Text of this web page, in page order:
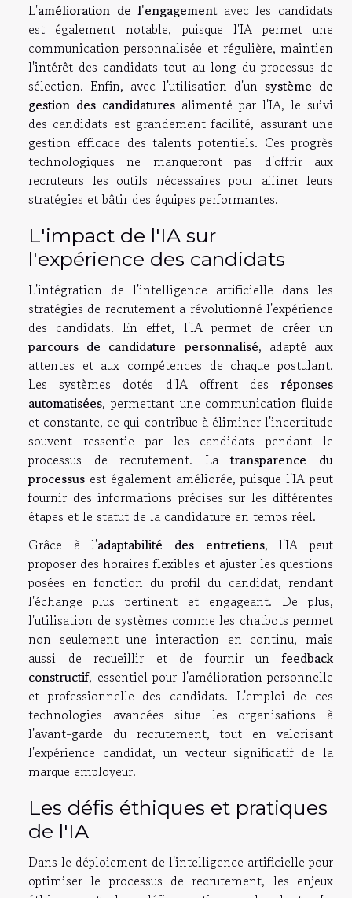
L'amélioration de l'engagementavec les candidats
est également notable, puisque l'IA permet une
communication personnalisée et régulière, maintien
l'intérêt des candidats tout au long du processus de
sélection. Enfin, avec l'utilisation d'un système de
gestion des candidatures alimenté par l'IA, le suivi
des candidats est grandement facilité, assurant une
gestion efficace des talents potentiels. Ces progrès
technologiques ne manqueront pas d'offrir aux
recruteurs les outils nécessaires pour affiner leurs
stratégies et bâtir des équipes performantes.
L'impact de l'IA sur
l'expérience des candidats
L'intégration de l'intelligence artificielle dans les
stratégies de recrutement a révolutionné l'expérience
des candidats. En effet, l'IA permet de créer un
parcours de candidature personnalisé, adapté aux
attentes et aux compétences de chaque postulant.
Les systèmes dotés d'IA offrent des réponses
automatisées, permettant une communication fluide
et constante, ce qui contribue à éliminer l'incertitude
souvent ressentie par les candidats pendant le
processus de recrutement. Latransparence du
processus est également améliorée, puisque l'IA peut
fournir des informations précises sur les différentes
étapes et le statut de la candidature en temps réel.
Grâce à l'adaptabilité des entretiens, l'IA peut
proposer des horaires flexibles et ajuster les questions
posées en fonction du profil du candidat, rendant
l'échange plus pertinent et engageant. De plus,
l'utilisation de systèmes comme les chatbots permet
non seulement une interaction en continu, mais
aussi de recueillir et de fournir unfeedback
constructif, essentiel pour l'amélioration personnelle
et professionnelle des candidats. L'emploi de ces
technologies avancées situe les organisations à
l'avant-garde du recrutement, tout en valorisant
l'expérience candidat, un vecteur significatif de la
marque employeur.
Les défis éthiques et pratiques
de l'IA
Dans le déploiement de l'intelligence artificielle pour
optimiser le processus de recrutement, les enjeux